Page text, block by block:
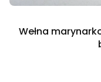
Wełna